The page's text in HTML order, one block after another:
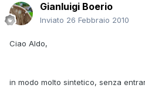
Gianluigi Boerio
Inviato 26 Febbraio 2010
Ciao Aldo,
in modo molto sintetico, senza